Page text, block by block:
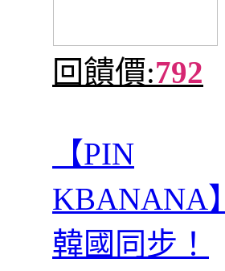
回饋價:792
【PIN​​
KBANANA
韓國同步！